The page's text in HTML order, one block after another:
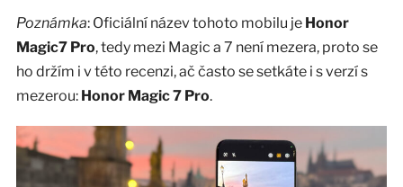
Poznámka: Oficiální název tohoto mobilu je Honor
Magic7 Pro, tedy mezi Magic a 7 není mezera, proto se
ho držím i v této recenzi, ač často se setkáte i s verzí s
mezerou: Honor Magic 7 Pro.